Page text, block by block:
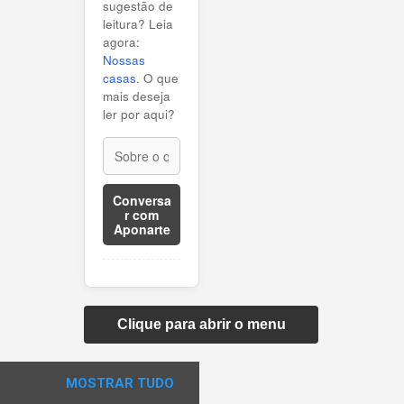
sugestão de
leitura? Leia
agora:
Nossas
casas. O que
mais deseja
ler por aqui?
Conversa
r com
Aponarte
Clique para abrir o menu
MOSTRAR TUDO